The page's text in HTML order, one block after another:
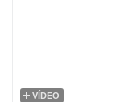
VÍDEO